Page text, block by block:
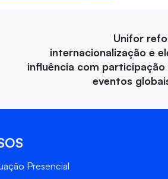
Unifor
internacionalização e
influência com participação
eventos
Presencial